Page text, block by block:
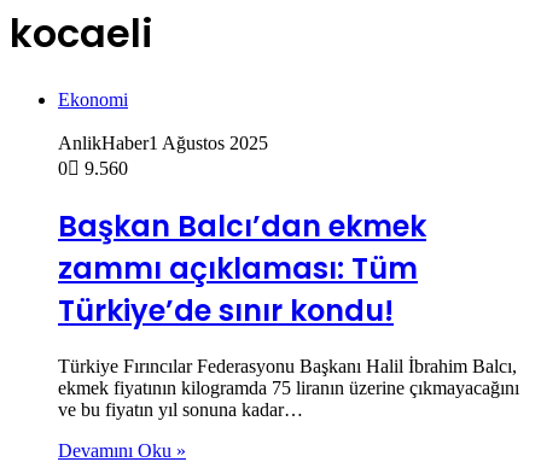
kocaeli
Ekonomi
AnlikHaber1 Ağustos 2025
0
9.560
Başkan Balcı’dan ekmek
zammı açıklaması: Tüm
Türkiye’de sınır kondu!
Türkiye Fırıncılar Federasyonu Başkanı Halil İbrahim Balcı,
ekmek fiyatının kilogramda 75 liranın üzerine çıkmayacağını
ve bu fiyatın yıl sonuna kadar…
Devamını Oku »